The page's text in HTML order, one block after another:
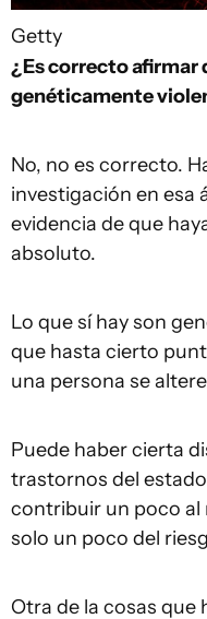
Getty
¿Es correcto afirmar
genéticamente
No, no es correcto.
investigación en esa
evidencia de que
absoluto.
Lo que sí hay son
que hasta cierto
una persona se
Puede haber cierta
trastornos del
contribuir un poco al
solo un poco del
Otra de la cosas que